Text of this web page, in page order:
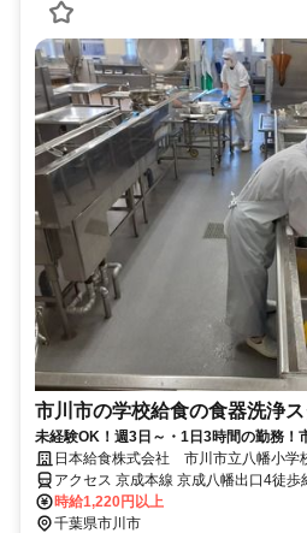
市川市の学校給食の食器洗浄
未経験OK！週3日～・1日3時間の勤務！
仕事！日本給食株式会社 市川市立八幡小学
アクセス 京成本線 京成八幡出口4徒歩
宿線〕A6口徒歩約3分、ＪＲ総武本線
時給1,220円以上
千葉県市川市